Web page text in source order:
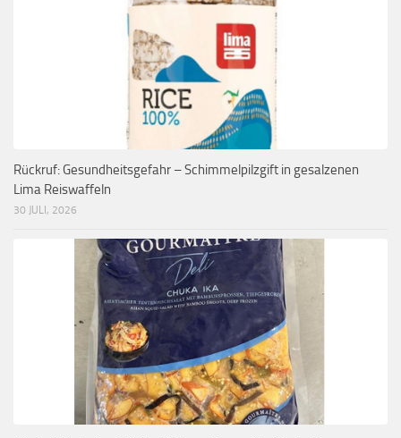
Rückruf: Gesundheitsgefahr – Schimmelpilzgift in gesalzenen
Lima Reiswaffeln
30 JULI, 2026